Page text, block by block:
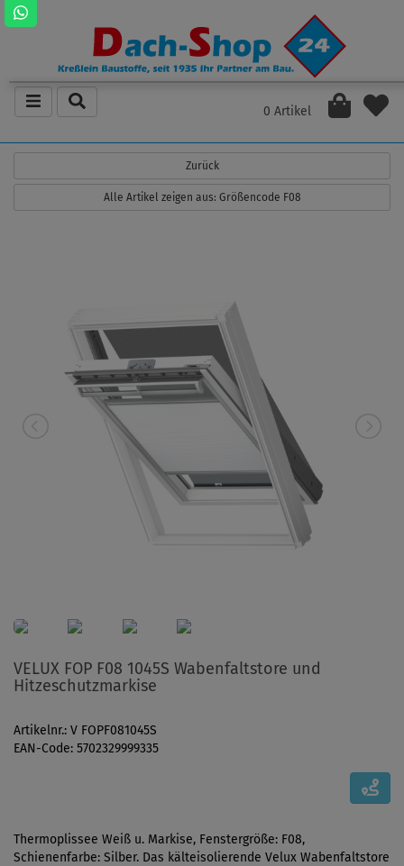
0 Artikel
Zurück
Alle Artikel zeigen aus: Größencode F08
VELUX FOP F08 1045S Wabenfaltstore und
Hitzeschutzmarkise
Artikelnr.: V FOPF081045S
EAN-Code: 5702329999335
Thermoplissee Weiß u. Markise, Fenstergröße: F08,
Schienenfarbe: Silber. Das kälteisolierende Velux Wabenfaltstore